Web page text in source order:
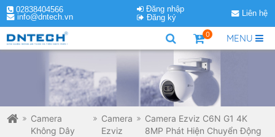
02838404566
info@dntech.vn
Đăng nhập
Đăng ký
Liên hệ
MENU
0
Camera
Không Dây
Camera
Ezviz
Camera Ezviz C6N G1 4K
8MP Phát Hiện Chuyển Động